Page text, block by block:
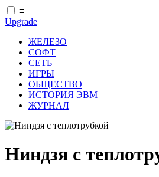
≡
Upgrade
ЖЕЛЕЗО
СОФТ
СЕТЬ
ИГРЫ
ОБЩЕСТВО
ИСТОРИЯ ЭВМ
ЖУРНАЛ
Ниндзя с